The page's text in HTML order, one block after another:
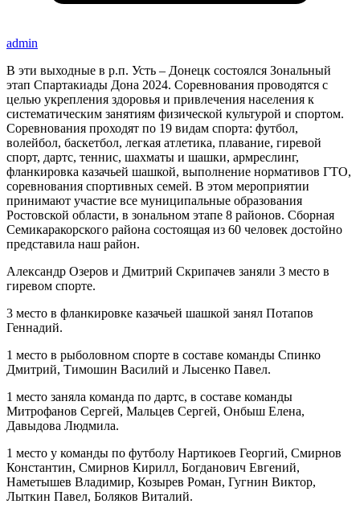
admin
В эти выходные в р.п. Усть – Донецк состоялся Зональный
этап Спартакиады Дона 2024. Соревнования проводятся с
целью укрепления здоровья и привлечения населения к
систематическим занятиям физической культурой и спортом.
Соревнования проходят по 19 видам спорта: футбол,
волейбол, баскетбол, легкая атлетика, плавание, гиревой
спорт, дартс, теннис, шахматы и шашки, армреслинг,
фланкировка казачьей шашкой, выполнение нормативов ГТО,
соревнования спортивных семей. В этом мероприятии
принимают участие все муниципальные образования
Ростовской области, в зональном этапе 8 районов. Сборная
Семикаракорского района состоящая из 60 человек достойно
представила наш район.
Александр Озеров и Дмитрий Скрипачев заняли 3 место в
гиревом спорте.
3 место в фланкировке казачьей шашкой занял Потапов
Геннадий.
1 место в рыболовном спорте в составе команды Спинко
Дмитрий, Тимошин Василий и Лысенко Павел.
1 место заняла команда по дартс, в составе команды
Митрофанов Сергей, Мальцев Сергей, Онбыш Елена,
Давыдова Людмила.
1 место у команды по футболу Нартикоев Георгий, Смирнов
Константин, Смирнов Кирилл, Богданович Евгений,
Наметышев Владимир, Козырев Роман, Гугнин Виктор,
Лыткин Павел, Боляков Виталий.